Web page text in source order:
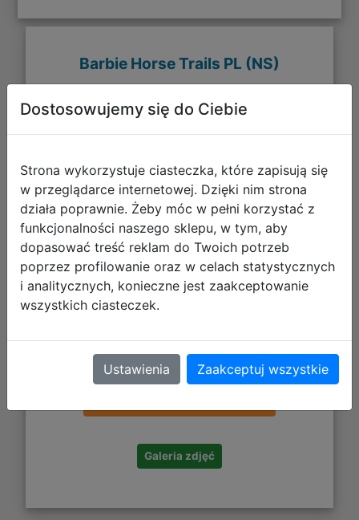
Barbie Horse Trails PL (NS)
116,90 zł
Galeria zdjęć
Dostosowujemy się do Ciebie
Strona wykorzystuje ciasteczka, które zapisują się
w przeglądarce internetowej. Dzięki nim strona
działa poprawnie. Żeby móc w pełni korzystać z
funkcjonalności naszego sklepu, w tym, aby
dopasować treść reklam do Twoich potrzeb
poprzez profilowanie oraz w celach statystycznych
i analitycznych, konieczne jest zaakceptowanie
wszystkich ciasteczek.
Ustawienia Zaakceptuj wszystkie